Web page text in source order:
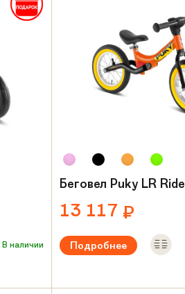
В наличии
Беговел Puky LR Ride
13 117 ₽
Подробнее
Вес:3.7 кг